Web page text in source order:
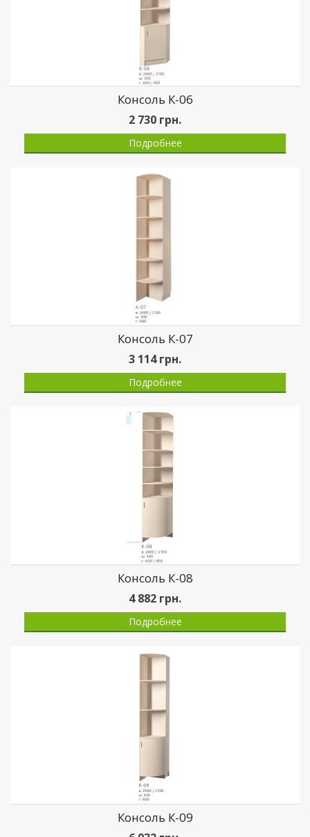
Консоль К-06
2 730 грн.
Подробнее
Консоль К-07
3 114грн.
Подробнее
Консоль К-08
4 882 грн.
Подробнее
Консоль К-09